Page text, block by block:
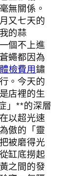
無關係。
又七天的
的蒜
個不上進
蠅都因為
體檢費用鏽
。今天的
店裡的生
」**的深層
以超光速
傲的「靈
被磨得光
缸底撈起
之間的發